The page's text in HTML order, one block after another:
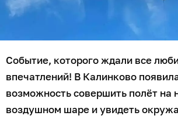
Событие, которого ждали все
впечатлений! В Калинково
возможность совершить полёт на
воздушном шаре и увидеть